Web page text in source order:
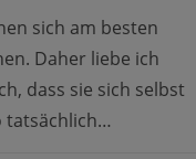
sich am besten
Daher liebe ich
dass sie sich selbst
tatsächlich…